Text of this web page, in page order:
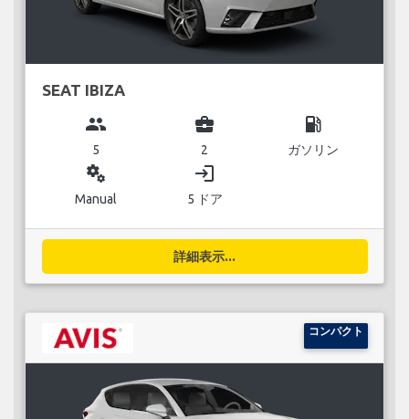
SEAT IBIZA
group
5
business_center
2
local_gas_station
ガソリン
miscellaneous_services
Manual
login
5 ドア
詳細表示...
コンパクト